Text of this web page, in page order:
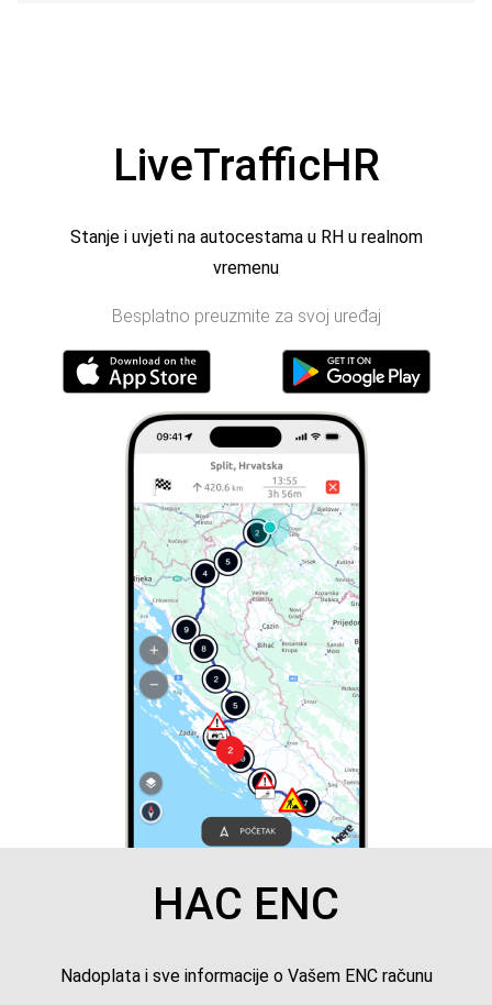
LiveTrafficHR
Stanje i uvjeti na autocestama u RH u realnom
vremenu
Besplatno preuzmite za svoj uređaj
HAC ENC
Nadoplata i sve informacije o Vašem ENC računu